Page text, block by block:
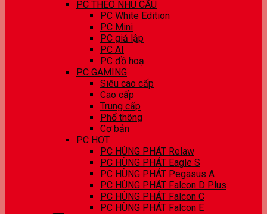
PC THEO NHU CẦU
PC White Edition
PC Mini
PC giả lập
PC AI
PC đồ hoạ
PC GAMING
Siêu cao cấp
Cao cấp
Trung cấp
Phổ thông
Cơ bản
PC HOT
PC HÙNG PHÁT Relaw
PC HÙNG PHÁT Eagle S
PC HÙNG PHÁT Pegasus A
PC HÙNG PHÁT Falcon D Plus
PC HÙNG PHÁT Falcon C
PC HÙNG PHÁT Falcon E